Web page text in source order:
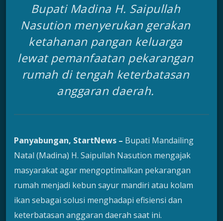
Bupati Madina H. Saipullah
Nasution menyerukan gerakan
ketahanan pangan keluarga
lewat pemanfaatan pekarangan
rumah di tengah keterbatasan
anggaran daerah.
Panyabungan, StartNews – Bupati Mandailing
Natal (Madina) H. Saipullah Nasution mengajak
masyarakat agar mengoptimalkan pekarangan
rumah menjadi kebun sayur mandiri atau kolam
ikan sebagai solusi menghadapi efisiensi dan
keterbatasan anggaran daerah saat ini.